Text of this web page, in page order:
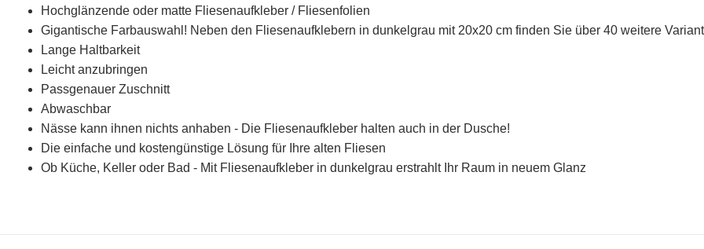
Hochglänzende oder matte Fliesenaufkleber / Fliesenfolien
Gigantische Farbauswahl! Neben den Fliesenaufklebern in dunkelgrau mit 20x20 cm finden Sie über 40 weitere
Lange Haltbarkeit
Leicht anzubringen
Passgenauer Zuschnitt
Abwaschbar
Nässe kann ihnen nichts anhaben - Die Fliesenaufkleber halten auch in der Dusche!
Die einfache und kostengünstige Lösung für Ihre alten Fliesen
Ob Küche, Keller oder Bad - Mit Fliesenaufkleber in dunkelgrau erstrahlt Ihr Raum in neuem Glanz